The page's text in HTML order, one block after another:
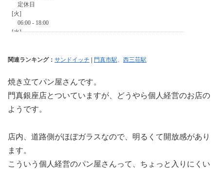
関連ランキング： サンドイッチ | 門真市駅 西三荘駅
焼き立てパン屋さんです。
門真銀座店とついていますが、どうやら個人経営のお店の
ようです。
店内、道路側がほぼガラスなので、明るくて開放感があり
ます。
こういう個人経営のパン屋さんって、ちょっと入りにくい